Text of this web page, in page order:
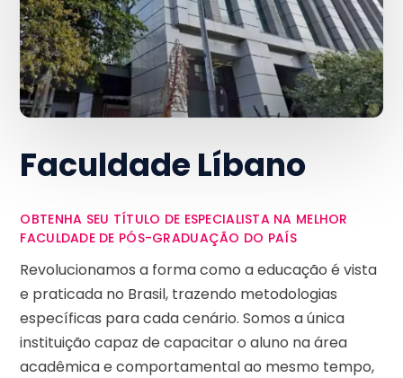
Faculdade Líbano
OBTENHA SEU TÍTULO DE ESPECIALISTA NA MELHOR
FACULDADE DE PÓS-GRADUAÇÃO DO PAÍS
Revolucionamos a forma como a educação é vista
e praticada no Brasil, trazendo metodologias
específicas para cada cenário. Somos a única
instituição capaz de capacitar o aluno na área
acadêmica e comportamental ao mesmo tempo,